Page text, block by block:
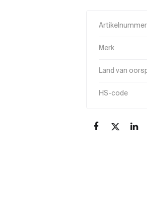
Artikelnummer
Merk
Land van
HS-code